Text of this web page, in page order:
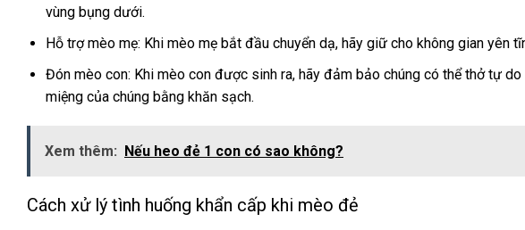
vùng bụng dưới.
Hỗ trợ mèo mẹ: Khi mèo mẹ bắt đầu chuyển dạ, hãy giữ cho không gian yên
Đón mèo con: Khi mèo con được sinh ra, hãy đảm bảo chúng có thể thở tự
miệng của chúng bằng khăn sạch.
Xem thêm: Nếu heo đẻ 1 con có sao không?
Cách xử lý tình huống khẩn cấp khi mèo đẻ